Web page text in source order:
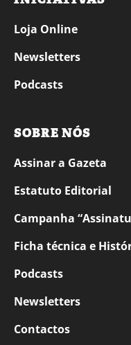
Loja Online
Newsletters
Podcasts
SOBRE NÓS
Assinar a Gazeta
Estatuto Editorial
Campanha
Ficha técnica e
Podcasts
Newsletters
Contactos